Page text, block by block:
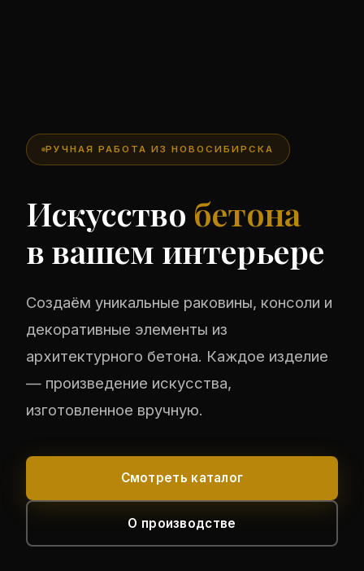
РУЧНАЯ РАБОТА ИЗ НОВОСИБИРСКА
Искусство бетона
в вашем интерьере
Создаём уникальные раковины, консоли и
декоративные элементы из
архитектурного бетона. Каждое изделие
— произведение искусства,
изготовленное вручную.
Смотреть каталог
О производстве